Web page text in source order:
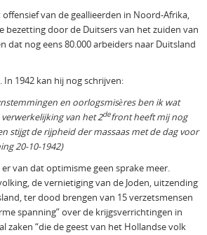
van de geallieerden in Noord-Afrika,
bezetting door de Duitsers van het zuiden van
dat nog eens 80.000 arbeiders naar Duitsland
In 1942 kan hij nog schrijven:
en oorlogsmisères ben ik wat
van het 2defront heeft mij nog
stijgt de rijpheid der massaas met de dag voor
20-10-1942)
van dat optimisme geen sprake meer.
de vernietiging van de Joden, uitzending
ter dood brengen van 15 verzetsmensen
spanning” over de krijgsverrichtingen in
zaken “die de geest van het Hollandse volk